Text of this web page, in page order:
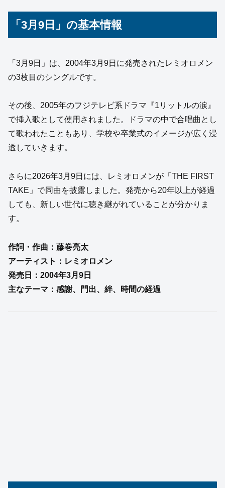
「3月9日」の基本情報
「3月9日」は、2004年3月9日に発売されたレミオロメン
の3枚目のシングルです。
その後、2005年のフジテレビ系ドラマ『1リットルの涙』
で挿入歌として使用されました。ドラマの中で合唱曲とし
て歌われたこともあり、学校や卒業式のイメージが広く浸
透していきます。
さらに2026年3月9日には、レミオロメンが「THE FIRST
TAKE」で同曲を披露しました。発売から20年以上が経過
しても、新しい世代に聴き継がれていることが分かりま
す。
作詞・作曲：藤巻亮太
アーティスト：レミオロメン
発売日：2004年3月9日
主なテーマ：感謝、門出、絆、時間の経過